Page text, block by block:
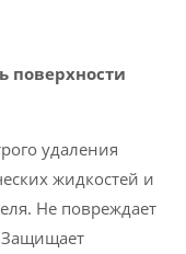
поверхности
удаления
жидкостей и
Не повреждает
Защищает